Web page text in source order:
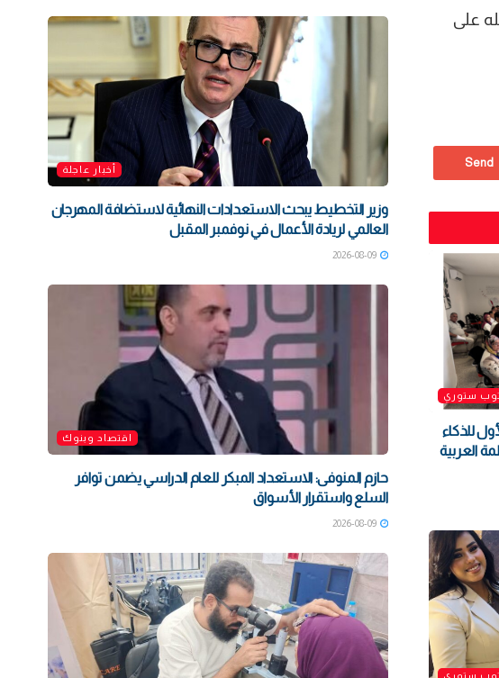
على
Send
توب ستوري
للذكاء
العربية
توب ستوري
أخبار عاجلة
وزير التخطيط يبحث الاستعدادات النهائية لاستضافة المهرجان
العالمي لريادة الأعمال في نوفمبر المقبل
2026-08-09
اقتصاد وبنوك
حازم المنوفى: الاستعداد المبكر للعام الدراسي يضمن توافر
السلع واستقرار الأسواق
2026-08-09